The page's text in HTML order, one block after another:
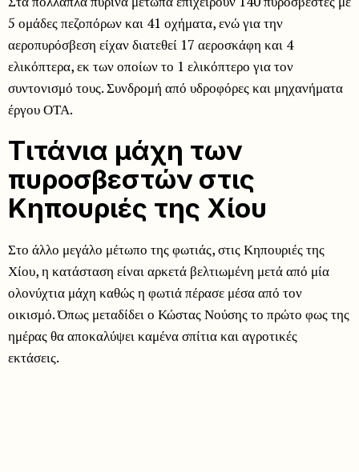
5 ομάδες πεζοπόρων και 41 οχήματα, ενώ για την
αεροπυρόσβεση είχαν διατεθεί 17 αεροσκάφη και 4
ελικόπτερα, εκ των οποίων το 1 ελικόπτερο για τον
συντονισμό τους. Συνδρομή από υδροφόρες και μηχανήματα
έργου ΟΤΑ.
Τιτάνια μάχη των
πυροσβεστών στις
Κηπουριές της Χίου
Στο άλλο μεγάλο μέτωπο της φωτιάς, στις Κηπουριές της
Χίου, η κατάσταση είναι αρκετά βελτιωμένη μετά από μία
ολονύχτια μάχη καθώς η φωτιά πέρασε μέσα από τον
οικισμό. Όπως μεταδίδει ο Κώστας Νούσης το πρώτο φως της
ημέρας θα αποκαλύψει καμένα σπίτια και αγροτικές
εκτάσεις.